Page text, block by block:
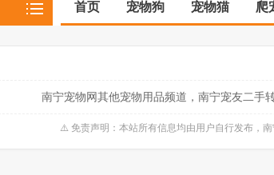
首页 宠物狗 宠物猫 爬
南宁宠物网其他宠物用品频道，南宁宠友二手
⚠️ 免责声明：本站所有信息均由用户自行发布，